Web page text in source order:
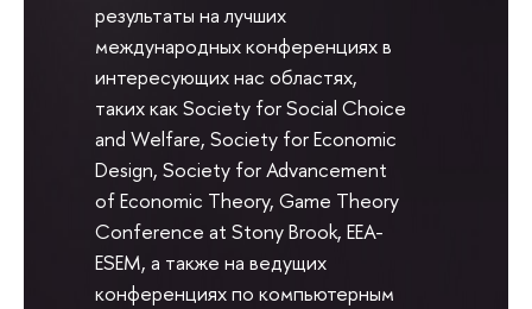
результаты на лучших
международных конференциях в
интересующих нас областях,
таких как Society for Social Choice
and Welfare, Society for Economic
Design, Society for Advancement
of Economic Theory, Game Theory
Conference at Stony Brook, EEA-
ESEM, а также на ведущих
конференциях по компьютерным